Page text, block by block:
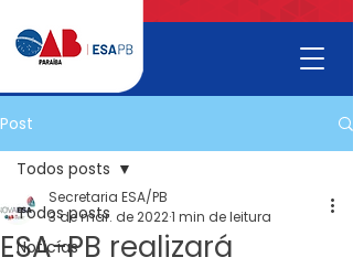
Post
Todos posts
Noticías
Todos posts
ESA-PB realizará
Secretaria ESA/PB
3 de mar. de 20221 min de leitura